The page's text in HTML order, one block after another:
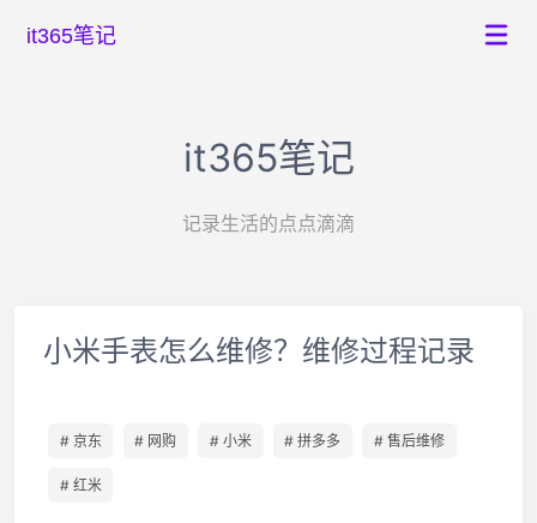
it365笔记
it365笔记
记录生活的点点滴滴
小米手表怎么维修？维修过程记录
# 京东 # 网购 # 小米 # 拼多多 # 售后维修
# 红米